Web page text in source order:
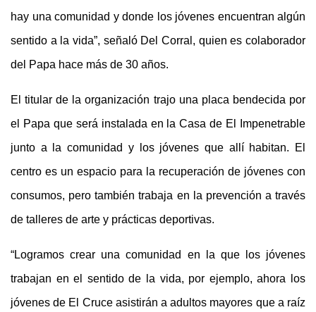
hay una comunidad y donde los jóvenes encuentran algún
sentido a la vida”, señaló Del Corral, quien es colaborador
del Papa hace más de 30 años.
El titular de la organización trajo una placa bendecida por
el Papa que será instalada en la Casa de El Impenetrable
junto a la comunidad y los jóvenes que allí habitan. El
centro es un espacio para la recuperación de jóvenes con
consumos, pero también trabaja en la prevención a través
de talleres de arte y prácticas deportivas.
“Logramos crear una comunidad en la que los jóvenes
trabajan en el sentido de la vida, por ejemplo, ahora los
jóvenes de El Cruce asistirán a adultos mayores que a raíz